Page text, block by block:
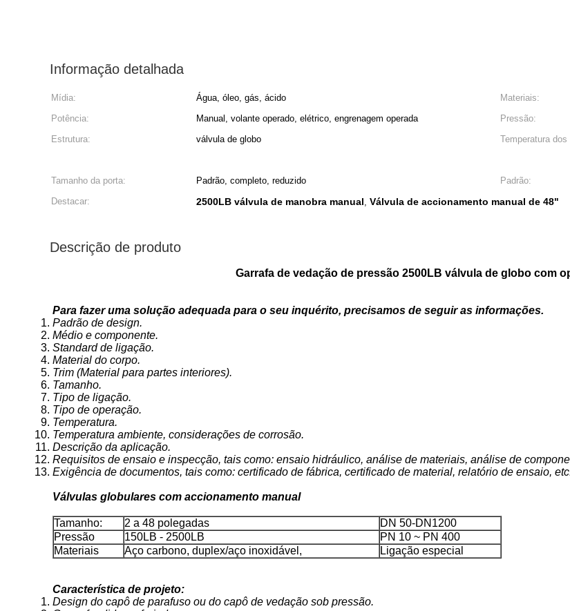
Informação detalhada
Mídia: Água, óleo, gás, ácido Materiais:
Potência:
Manual, volante operado, elétrico, engrenagem operada Pressão:
Estrutura:
válvula de globo Temperatura dos
Tamanho da porta:
Padrão, completo, reduzido Padrão:
Destacar:
2500LB válvula de manobra manual, Válvula de accionamento manual de 48"
Descrição de produto
Garrafa de vedação de pressão 2500LB válvula de globo com
Para fazer uma solução adequada para o seu inquérito, precisamos de seguir as informações.
Padrão de design.
Médio e componente.
Standard de ligação.
Material do corpo.
Trim (Material para partes interiores).
Tamanho.
Tipo de ligação.
Tipo de operação.
Temperatura.
Temperatura ambiente, considerações de corrosão.
Descrição da aplicação.
Requisitos de ensaio e inspecção, tais como: ensaio hidráulico, análise de materiais, análise de
Exigência de documentos, tais como: certificado de fábrica, certificado de material, relatório de ensaio,
Válvulas globulares com accionamento manual
Tamanho: 2 a 48 polegadas
DN 50-DN1200
Pressão
150LB - 2500LB
PN 10 ~ PN 400
Materiais
Aço carbono, duplex/aço inoxidável, Ligação especial
Característica de projeto:
Design do capô de parafuso ou do capô de vedação sob pressão.